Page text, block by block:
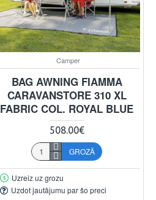
Camper
BAG AWNING FIAMMA
CARAVANSTORE 310 XL
FABRIC COL. ROYAL BLUE
508.00€
GROZĀ
Uzreiz uz grozu
Uzdot jautājumu par šo preci